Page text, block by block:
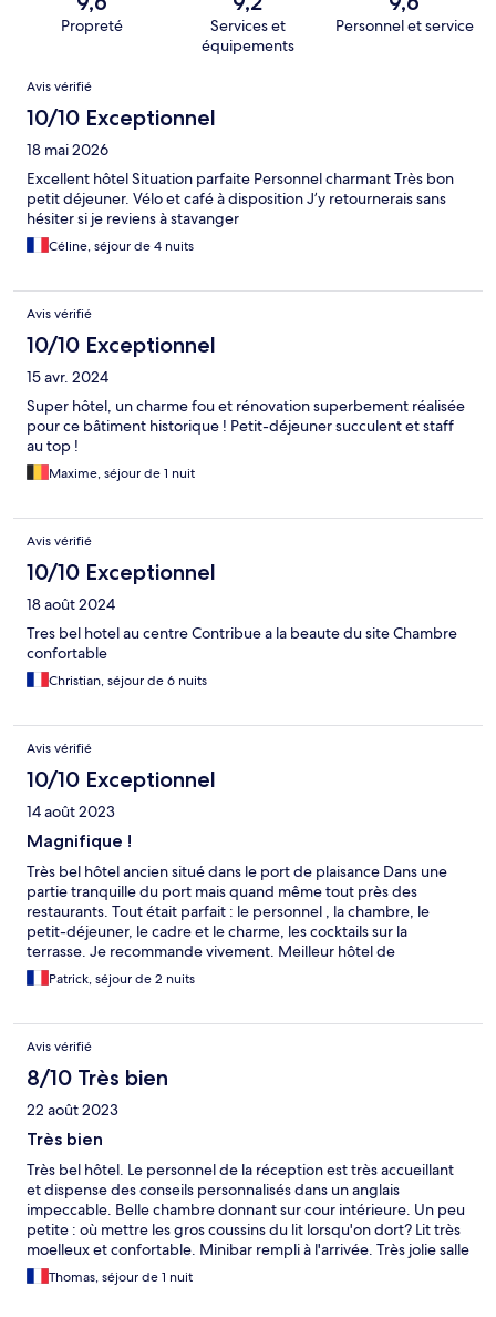
Propreté
Services et
équipements
Personnel et service
Avis
Avis vérifié
10/10 Exceptionnel
18 mai 2026
Excellent hôtel Situation parfaite Personnel charmant Très bon
petit déjeuner. Vélo et café à disposition J’y retournerais sans
hésiter si je reviens à stavanger
Céline, séjour de 4 nuits
Avis vérifié
10/10 Exceptionnel
15 avr. 2024
Super hôtel, un charme fou et rénovation superbement réalisée
pour ce bâtiment historique ! Petit-déjeuner succulent et staff
au top !
Maxime, séjour de 1 nuit
Avis vérifié
10/10 Exceptionnel
18 août 2024
Tres bel hotel au centre Contribue a la beaute du site Chambre
confortable
Christian, séjour de 6 nuits
Avis vérifié
10/10 Exceptionnel
14 août 2023
Magnifique !
Très bel hôtel ancien situé dans le port de plaisance Dans une
partie tranquille du port mais quand même tout près des
restaurants. Tout était parfait : le personnel , la chambre, le
petit-déjeuner, le cadre et le charme, les cocktails sur la
terrasse. Je recommande vivement. Meilleur hôtel de
Stavanger.
Patrick, séjour de 2 nuits
Avis vérifié
8/10 Très bien
22 août 2023
Très bien
Très bel hôtel. Le personnel de la réception est très accueillant
et dispense des conseils personnalisés dans un anglais
impeccable. Belle chambre donnant sur cour intérieure. Un peu
petite : où mettre les gros coussins du lit lorsqu'on dort? Lit très
moelleux et confortable. Minibar rempli à l'arrivée. Très jolie salle
de bain avec carrelage blanc style métro. Mitigeur de douche
avec de jolis robinets à l'ancienne. Présence de mini-bar. Petit
Thomas, séjour de 1 nuit